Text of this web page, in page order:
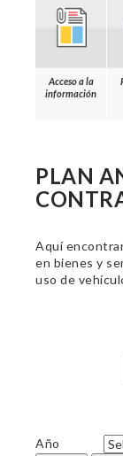
Acceso a la
información
PLAN
Aquí
en bienes y
uso de
Año